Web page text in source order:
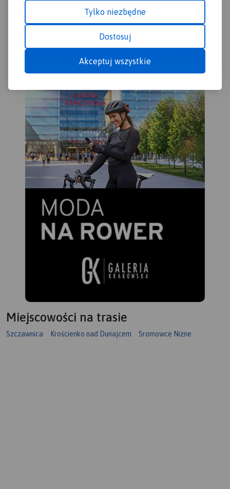
Tylko niezbędne
Dostosuj
Akceptuj wszystkie
są usytuowane w
charakterystycznych
punktach krajobrazowych
gminy.
Miejscowości na trasie
Szczawnica Krościenko nad Dunajcem Sromowce Niżne